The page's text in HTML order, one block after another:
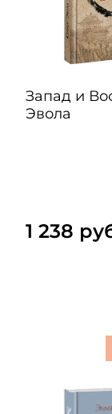
Запад и
Эвола
1 238